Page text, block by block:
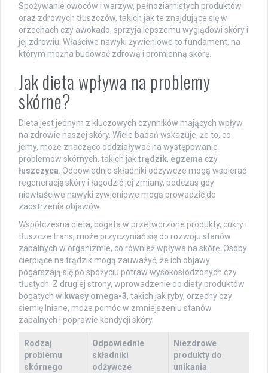
Spożywanie owoców i warzyw, pełnoziarnistych produktów
oraz zdrowych tłuszczów, takich jak te znajdujące się w
orzechach czy awokado, sprzyja lepszemu wyglądowi skóry i
jej zdrowiu. Właściwe nawyki żywieniowe to fundament, na
którym można budować zdrową i promienną skórę.
Jak dieta wpływa na problemy
skórne?
Dieta jest jednym z kluczowych czynników mających wpływ
na zdrowie naszej skóry. Wiele badań wskazuje, że to, co
jemy, może znacząco oddziaływać na występowanie
problemów skórnych, takich jaktrądzik, egzema czy
łuszczyca. Odpowiednie składniki odżywcze mogą wspierać
regenerację skóry i łagodzić jej zmiany, podczas gdy
niewłaściwe nawyki żywieniowe mogą prowadzić do
zaostrzenia objawów.
Współczesna dieta, bogata w przetworzone produkty, cukry i
tłuszcze trans, może przyczyniać się do rozwoju stanów
zapalnych w organizmie, co również wpływa na skórę. Osoby
cierpiące na trądzik mogą zauważyć, że ich objawy
pogarszają się po spożyciu potraw wysokosłodzonych czy
tłustych. Z drugiej strony, wprowadzenie do diety produktów
bogatych w kwasy omega-3, takich jak ryby, orzechy czy
siemię lniane, może pomóc w zmniejszeniu stanów
zapalnych i poprawie kondycji skóry.
Rodzaj
problemu
skórnego
Odpowiednie
składniki
odżywcze
Niezdrowe
produkty do
unikania